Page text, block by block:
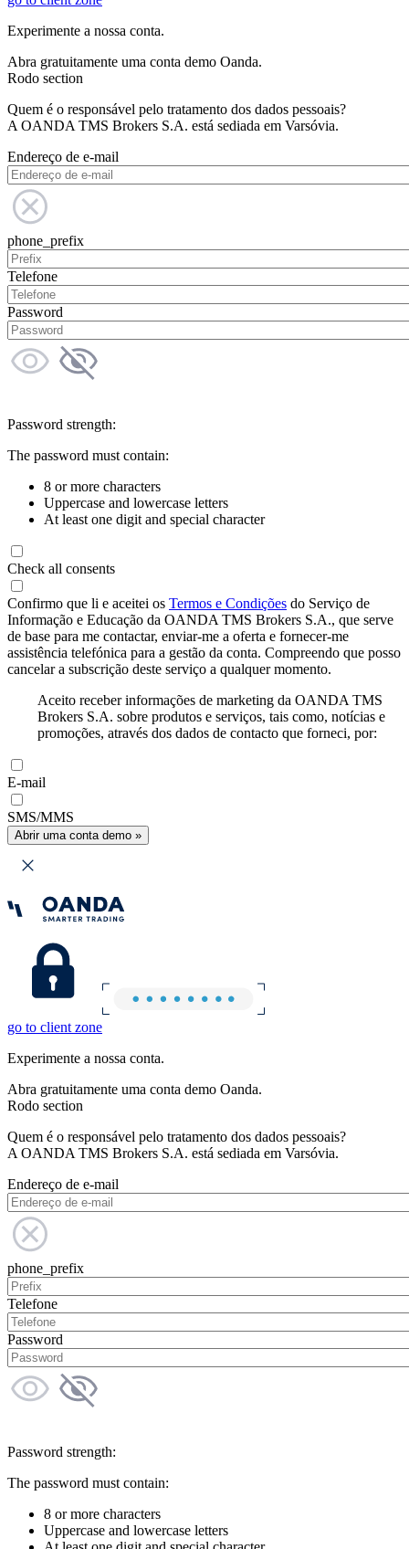
Experimente a nossa conta.
Abra gratuitamente uma conta demo Oanda.
Rodo section
Quem é o responsável pelo tratamento dos dados pessoais?
A OANDA TMS Brokers S.A. está sediada em Varsóvia.
Endereço de e-mail
phone_prefix
Telefone
Password
Password strength:
The password must contain:
8 or more characters
Uppercase and lowercase letters
At least one digit and special character
Check all consents
Confirmo que li e aceitei os Termos e Condições do Serviço de
Informação e Educação da OANDA TMS Brokers S.A., que serve
de base para me contactar, enviar-me a oferta e fornecer-me
assistência telefónica para a gestão da conta. Compreendo que posso
cancelar a subscrição deste serviço a qualquer momento.
Aceito receber informações de marketing da OANDA TMS
Brokers S.A. sobre produtos e serviços, tais como, notícias e
promoções, através dos dados de contacto que forneci, por:
E-mail
SMS/MMS
Abrir uma conta demo »
go to client zone
Experimente a nossa conta.
Abra gratuitamente uma conta demo Oanda.
Rodo section
Quem é o responsável pelo tratamento dos dados pessoais?
A OANDA TMS Brokers S.A. está sediada em Varsóvia.
Endereço de e-mail
phone_prefix
Telefone
Password
Password strength:
The password must contain:
8 or more characters
Uppercase and lowercase letters